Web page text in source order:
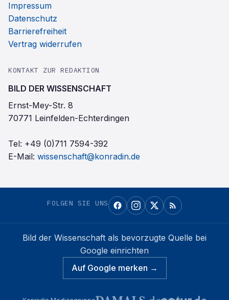
Impressum
Datenschutz
Barrierefreiheit
Vertrag widerrufen
KONTAKT ZUR REDAKTION
BILD DER WISSENSCHAFT
Ernst-Mey-Str. 8
70771 Leinfelden-Echterdingen
Tel: +49 (0)711 7594-392
E-Mail: wissenschaft@konradin.de
FOLGEN SIE UNS
Bild der Wissenschaft als bevorzugte Quelle bei
Google einrichten
Auf Google merken →